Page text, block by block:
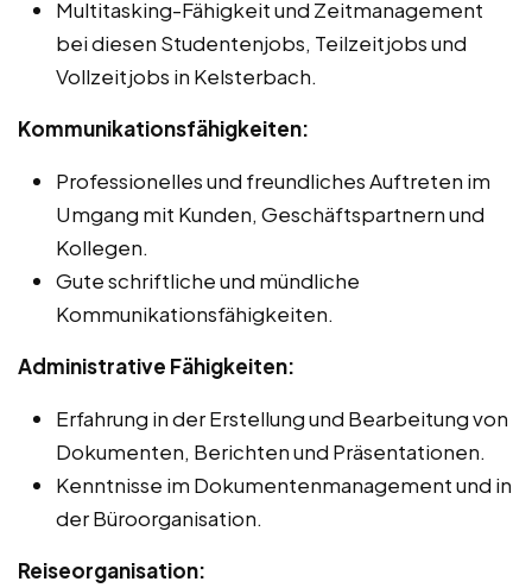
Multitasking-Fähigkeit und Zeitmanagement
bei diesen Studentenjobs, Teilzeitjobs und
Vollzeitjobs in Kelsterbach.
Kommunikationsfähigkeiten:
Professionelles und freundliches Auftreten im
Umgang mit Kunden, Geschäftspartnern und
Kollegen.
Gute schriftliche und mündliche
Kommunikationsfähigkeiten.
Administrative Fähigkeiten:
Erfahrung in der Erstellung und Bearbeitung von
Dokumenten, Berichten und Präsentationen.
Kenntnisse im Dokumentenmanagement und in
der Büroorganisation.
Reiseorganisation: